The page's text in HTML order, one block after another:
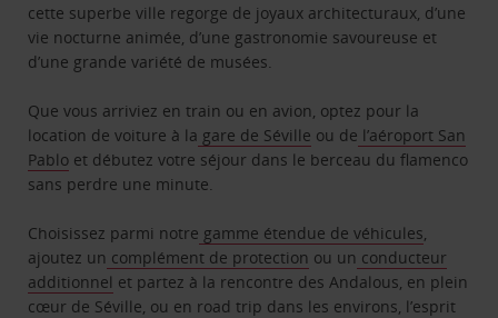
cette superbe ville regorge de joyaux architecturaux, d’une
vie nocturne animée, d’une gastronomie savoureuse et
d’une grande variété de musées.
Que vous arriviez en train ou en avion, optez pour la
location de voiture à la gare de Séville ou de l’aéroport San
Pablo et débutez votre séjour dans le berceau du flamenco
sans perdre une minute.
Choisissez parmi notre gamme étendue de véhicules
ajoutez un complément de protection ou un conducteur
additionnel et partez à la rencontre des Andalous, en plein
cœur de Séville, ou en road trip dans les environs, l’esprit